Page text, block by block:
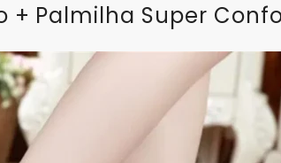
+ Palmilha Super